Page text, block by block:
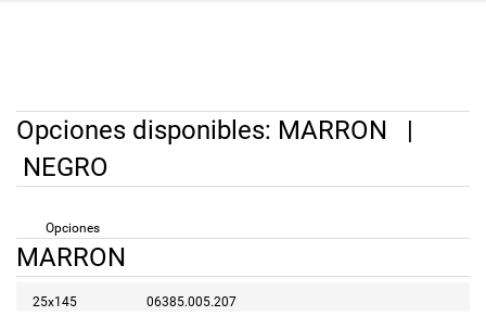
Opciones disponibles: MARRON |
NEGRO
Opciones
MARRON
25x145 06385.005.207